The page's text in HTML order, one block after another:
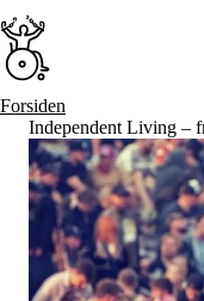
til
hovedinnhold
Søk:
Hva vi gjør
BPA – Borgerstyrt
BPA og kommunen
Beslutningsstøtteråd
Funksjonsassistanse
Stolte, sterke og synlige
Ti gode grunner til å
Engasjer deg
Forsiden
Independent Living –